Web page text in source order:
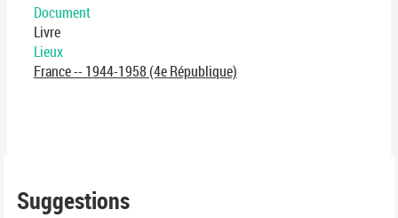
Document
Livre
Lieux
France -- 1944-1958 (4e République)
Suggestions